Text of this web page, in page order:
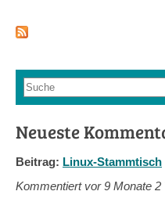
Suchformular
Suche
Neueste
Beitrag: Linux-Stammtisch
Kommentiert vor9 Monate 2